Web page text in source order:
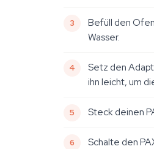
Befüll den
Wasser.
Setz den
ihn leicht, um
Steck deinen
Schalte den